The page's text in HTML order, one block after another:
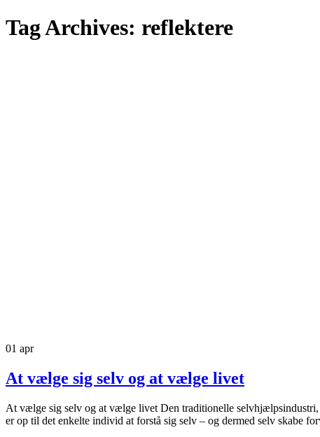
Tag Archives: reflektere
01 apr
At vælge sig selv og at vælge livet
At vælge sig selv og at vælge livet Den traditionelle selvhjælpsindustri,
er op til det enkelte individ at forstå sig selv – og dermed selv skabe